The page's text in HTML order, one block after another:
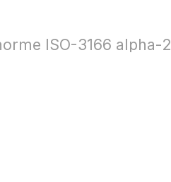
ISO-3166 alpha-2